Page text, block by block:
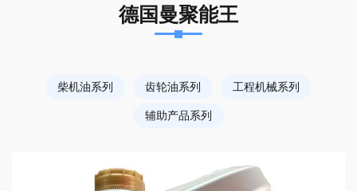
德国曼聚能王
柴机油系列 齿轮油系列 工程机械系列
辅助产品系列